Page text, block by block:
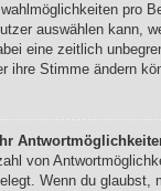
pro
auswählen kann,
eine zeitlich
ihre Stimme ändern
von
Wenn du glaubst,